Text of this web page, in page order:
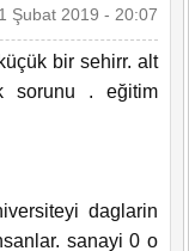
1 Şubat 2019 - 20:07
bir sehirr. alt
sorunu . eğitim
daglarin
sanayi 0 o